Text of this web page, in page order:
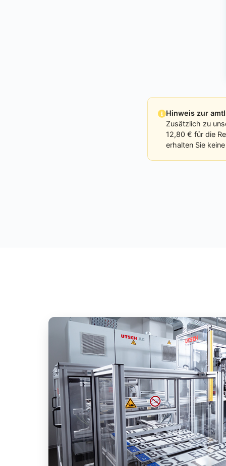
Hinweis zur
Zusätzlich zu
12,80 € für die
erhalten Sie